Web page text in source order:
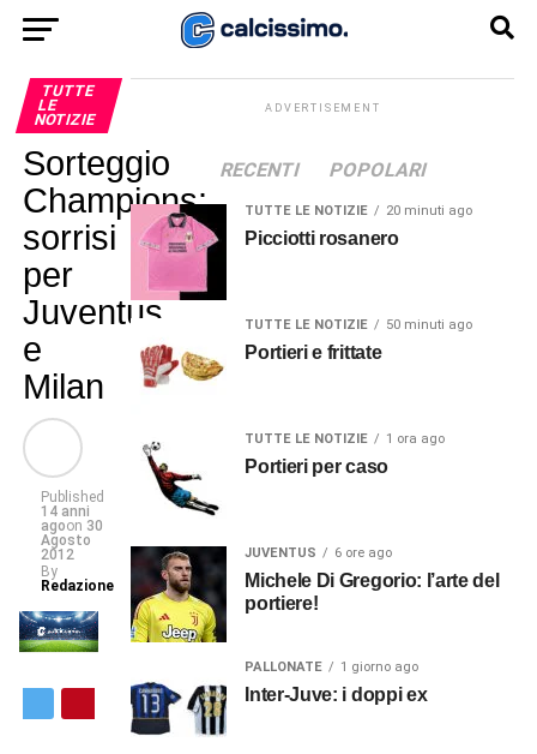
TUTTE
LE
NOTIZIE
Sorteggio
Champions:
sorrisi
per
Juventus
e
Milan
Published
14 anni
agoon 30
Agosto
2012
By
Redazione
ADVERTISEMENT
RECENTI POPOLARI
TUTTE LE NOTIZIE 20 minuti ago
Picciotti rosanero
TUTTE LE NOTIZIE 50 minuti ago
Portieri e frittate
TUTTE LE NOTIZIE 1 ora ago
Portieri per caso
JUVENTUS 6 ore ago
Michele Di Gregorio: l’arte del
portiere!
PALLONATE 1 giorno ago
Inter-Juve: i doppi ex